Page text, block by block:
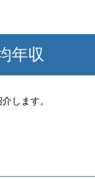
年収
します。